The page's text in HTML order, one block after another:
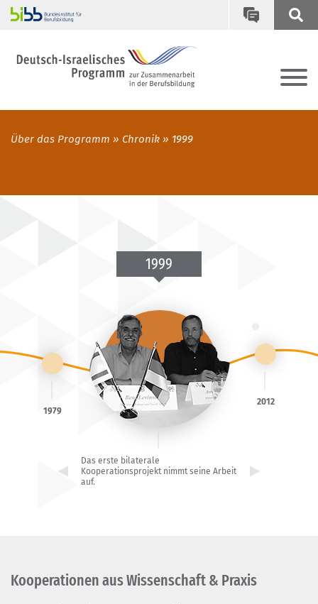
Über das Programm Chronik 1999
1979
1999
Das erste bilaterale
Kooperationsprojekt nimmt seine Arbeit
auf.
2012
Kooperationen aus Wissenschaft & Praxis